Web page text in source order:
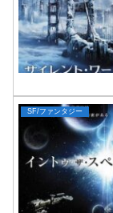
SF/ファンタジー